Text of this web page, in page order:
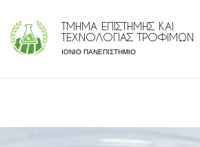
ΤΜΗΜΑ ΕΠΙΣΤΗΜΗΣ ΚΑΙ
ΤΕΧΝΟΛΟΓΙΑΣ ΤΡΟΦΙΜΩΝ
ΙΟΝΙΟ ΠΑΝΕΠΙΣΤΗΜΙΟ